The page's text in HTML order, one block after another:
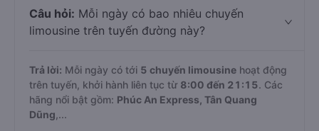
Câu hỏi: Mỗi ngày có bao nhiêu chuyến
limousine trên tuyến đường này?
Trả lời: Mỗi ngày có tới 5 chuyến limousine hoạt động
trên tuyến, khởi hành liên tục từ 8:00 đến 21:15. Các
hãng nổi bật gồm: Phúc An Express, Tân Quang
Dũng ,...